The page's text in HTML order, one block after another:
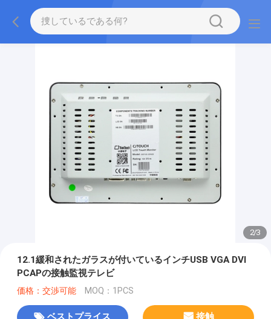
2/3
12.1緩和されたガラスが付いているインチUSB VGA DVI
PCAPの接触監視テレビ
価格：交渉可能 MOQ：1PCS
ベストプライス 接触